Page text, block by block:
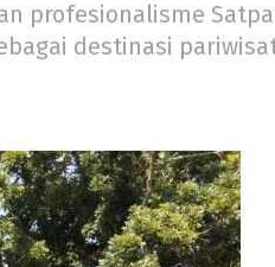
profesionalisme
destinasi